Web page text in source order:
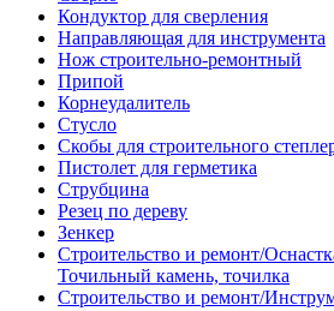
Кондуктор для сверления
Направляющая для инструмента
Нож строительно-ремонтный
Припой
Корнеудалитель
Стусло
Скобы для строительного
Пистолет для герметика
Струбцина
Резец по дереву
Зенкер
Строительство и ремонт/
Точильный камень, точилка
Строительство и ремонт/